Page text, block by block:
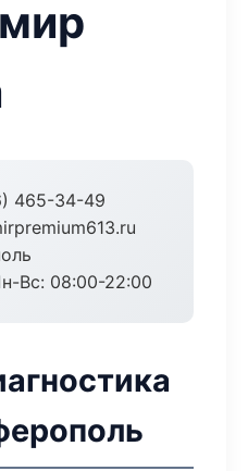
465-34-49
Вс: 08:00-22:00